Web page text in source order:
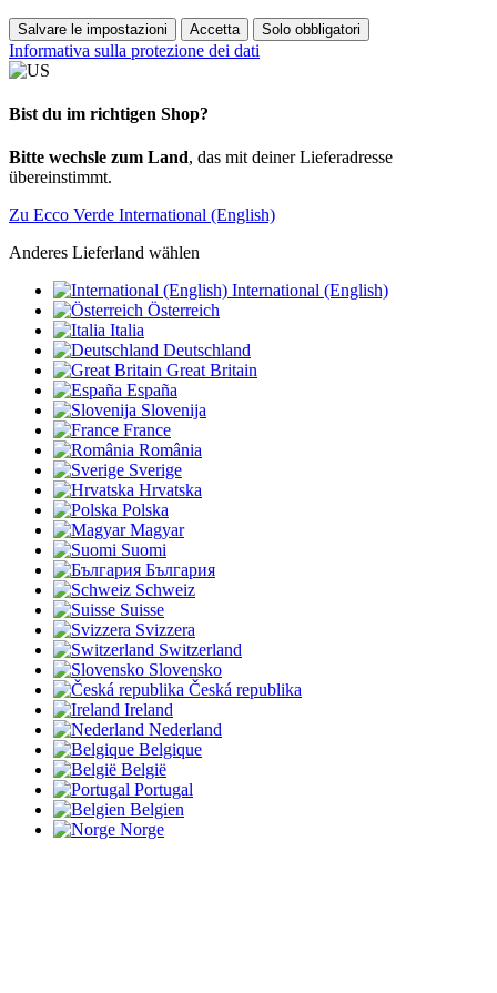
Salvare le impostazioni Accetta Solo obbligatori
Informativa sulla protezione dei dati
Bist du im richtigen Shop?
Bitte wechsle zum Land, das mit deiner Lieferadresse
übereinstimmt.
Zu Ecco Verde International (English)
Anderes Lieferland wählen
International (English)
Österreich
Italia
Deutschland
Great Britain
España
Slovenija
France
România
Sverige
Hrvatska
Polska
Magyar
Suomi
България
Schweiz
Suisse
Svizzera
Switzerland
Slovensko
Česká republika
Ireland
Nederland
Belgique
België
Portugal
Belgien
Norge